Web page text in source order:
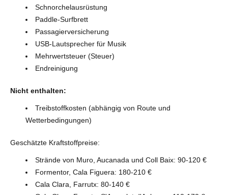
Schnorchelausrüstung
Paddle-Surfbrett
Passagierversicherung
USB-Lautsprecher für Musik
Mehrwertsteuer (Steuer)
Endreinigung
Nicht enthalten:
Treibstoffkosten (abhängig von Route und
Wetterbedingungen)
Geschätzte Kraftstoffpreise:
Strände von Muro, Aucanada und Coll Baix: 90-120 €
Formentor, Cala Figuera: 180-210 €
Cala Clara, Farrutx: 80-140 €